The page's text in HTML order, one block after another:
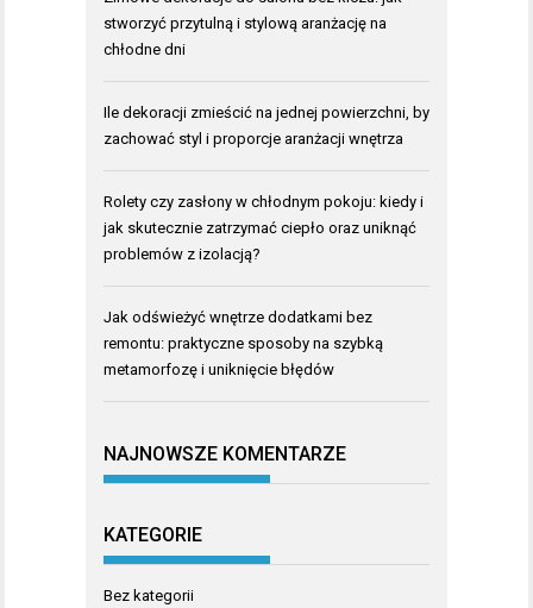
stworzyć przytulną i stylową aranżację na
chłodne dni
Ile dekoracji zmieścić na jednej powierzchni, by
zachować styl i proporcje aranżacji wnętrza
Rolety czy zasłony w chłodnym pokoju: kiedy i
jak skutecznie zatrzymać ciepło oraz uniknąć
problemów z izolacją?
Jak odświeżyć wnętrze dodatkami bez
remontu: praktyczne sposoby na szybką
metamorfozę i uniknięcie błędów
NAJNOWSZE KOMENTARZE
KATEGORIE
Bez kategorii